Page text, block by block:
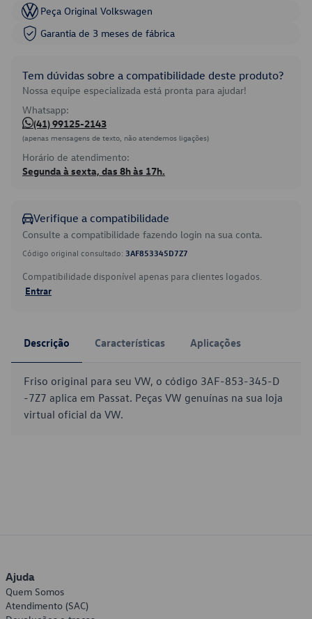
Peça Original Volkswagen
Garantia de 3 meses de fábrica
Tem dúvidas sobre a compatibilidade deste produto?
Nossa equipe especializada está pronta para ajudar!
Whatsapp:
(41) 99125-2143
(apenas mensagens de texto, não atendemos ligações)
Horário de atendimento:
Segunda à sexta, das 8h às 17h.
Verifique a compatibilidade
Consulte a compatibilidade fazendo login na sua conta.
Código original consultado: 3AF853345D7Z7
Compatibilidade disponível apenas para clientes logados.
Entrar
Descrição Características Aplicações
Friso original para seu VW, o código 3AF-853-345-D
-7Z7 aplica em Passat. Peças VW genuínas na sua loja
virtual oficial da VW.
Ajuda
Quem Somos
Atendimento (SAC)